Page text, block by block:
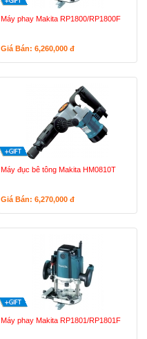
Máy phay Makita RP1800/RP1800F
Giá Bán: 6,260,000 đ
Máy đục bê tông Makita HM0810T
Giá Bán: 6,270,000 đ
Máy phay Makita RP1801/RP1801F